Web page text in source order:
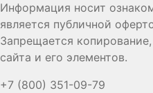
Информация носит
является публичной
Запрещается
сайта и его элементов.
+7 (800) 351-09-79